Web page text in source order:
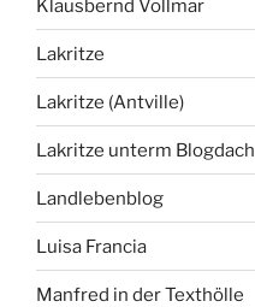
Klausbernd Vollmar
Lakritze
Lakritze (Antville)
Lakritze unterm Blogdach
Landlebenblog
Luisa Francia
Manfred in der Texthölle